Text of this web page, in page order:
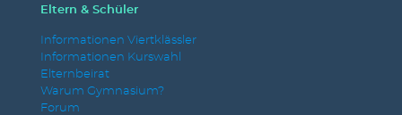
Eltern & Schüler
Informationen Viertklässler
Informationen Kurswahl
Elternbeirat
Warum Gymnasium?
Forum